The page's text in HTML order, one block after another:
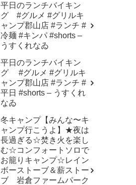
平日のランチバイキン
グ #グルメ #グリルキ
ャンプ郡山店 #ランチ #
冷麺 #キンパ #shorts –
うすくれなゐ
平日のランチバイキン
グ #グルメ #グリルキ
ャンプ郡山店 #ランチ #
平日 #shorts – うすくれ
なゐ
冬キャンプ【みんな〜キ
ャンプ行こうよ】★夜は
長過ぎる☆焚き火を楽し
む☆コンフォートソロで
お籠りキャンプ☆レイン
ボーストーブ＆薪ストー
ブ 岩倉ファームパーク